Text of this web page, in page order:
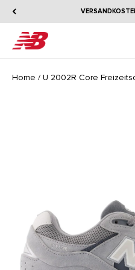
New Balance
Home / U 2002R Core